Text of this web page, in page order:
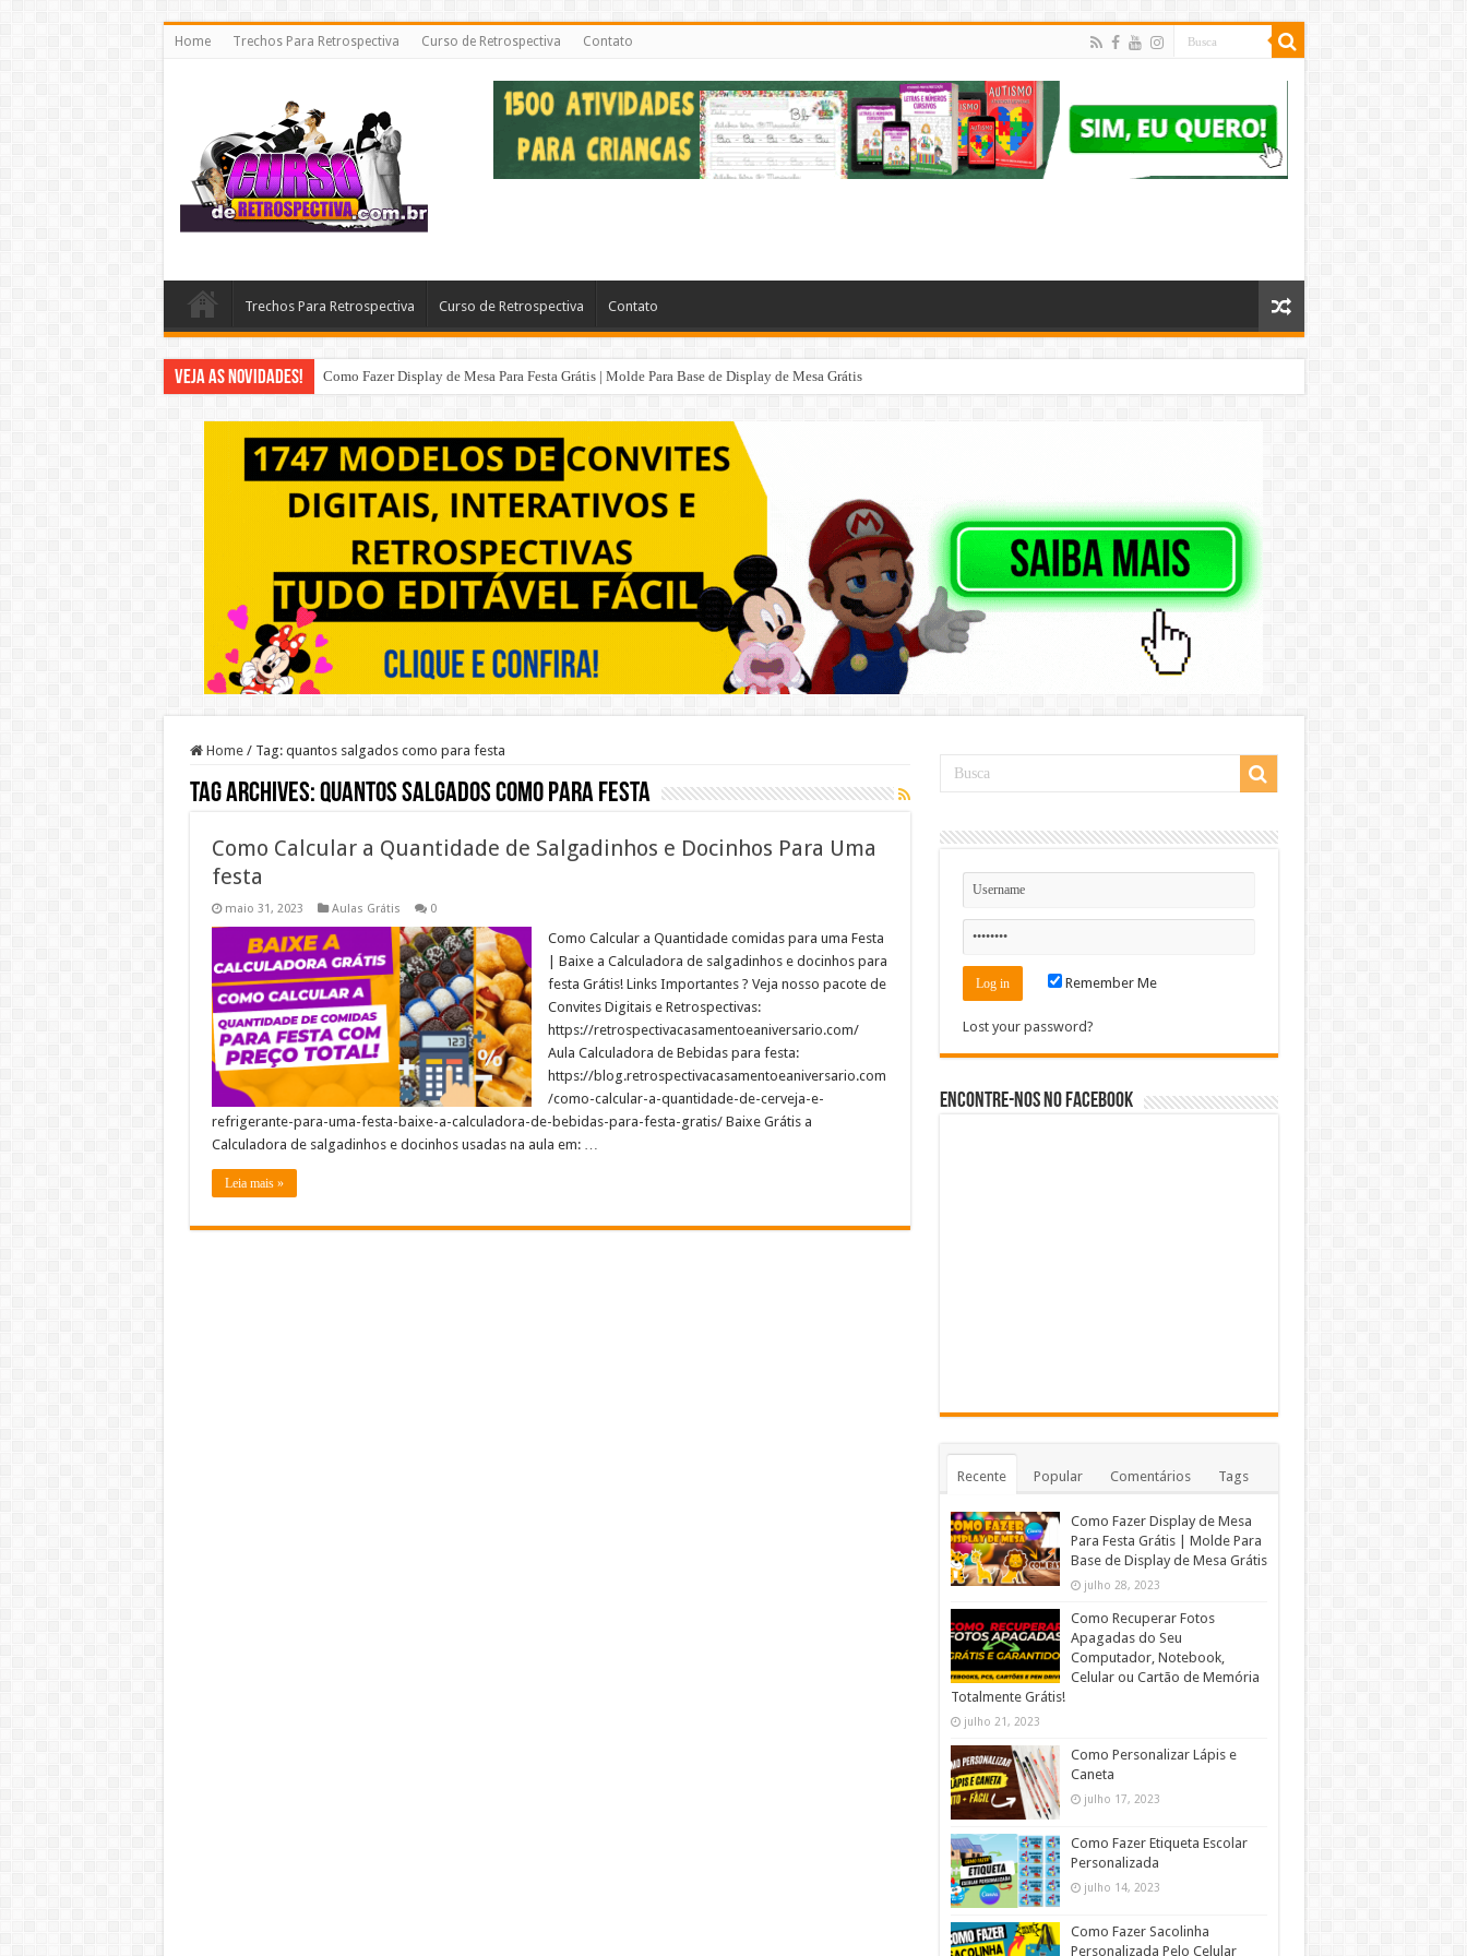
Home Trechos Para Retrospectiva Curso de Retrospectiva Contato
Trechos Para Retrospectiva Curso de Retrospectiva Contato
Veja as Novidades! Como Fazer Display de Mesa Para Festa Grátis | Molde Para Base de Display de Mesa Grátis
Home / Tag: quantos salgados como para festa
Tag Archives:quantos salgados como para festa
Como Calcular a Quantidade de Salgadinhos e Docinhos Para Uma
festa
maio 31, 2023 Aulas Grátis 0
Como Calcular a Quantidade comidas para uma Festa
| Baixe a Calculadora de salgadinhos e docinhos para
festa Grátis! Links Importantes ? Veja nosso pacote de
Convites Digitais e Retrospectivas:
https://retrospectivacasamentoeaniversario.com/
Aula Calculadora de Bebidas para festa:
https://blog.retrospectivacasamentoeaniversario.com
/como-calcular-a-quantidade-de-cerveja-e-
refrigerante-para-uma-festa-baixe-a-calculadora-de-bebidas-para-festa-gratis/ Baixe Grátis a
Calculadora de salgadinhos e docinhos usadas na aula em: …
Leia mais »
Remember Me
Lost your password?
Encontre-nos no Facebook
Recente Popular Comentários Tags
Como Fazer Display de Mesa
Para Festa Grátis | Molde Para
Base de Display de Mesa Grátis
julho 28, 2023
Como Recuperar Fotos
Apagadas do Seu
Computador, Notebook,
Celular ou Cartão de Memória
Totalmente Grátis!
julho 21, 2023
Como Personalizar Lápis e
Caneta
julho 17, 2023
Como Fazer Etiqueta Escolar
Personalizada
julho 14, 2023
Como Fazer Sacolinha
Personalizada Pelo Celular